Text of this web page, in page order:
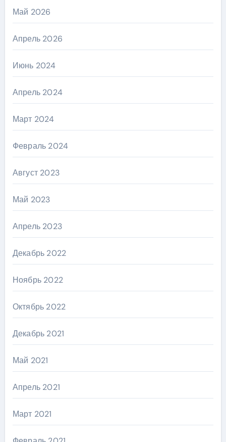
Май 2026
Апрель 2026
Июнь 2024
Апрель 2024
Март 2024
Февраль 2024
Август 2023
Май 2023
Апрель 2023
Декабрь 2022
Ноябрь 2022
Октябрь 2022
Декабрь 2021
Май 2021
Апрель 2021
Март 2021